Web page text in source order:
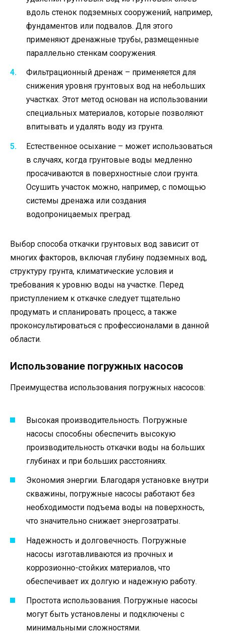
вдоль стенок подземных сооружений, например,
фундаментов или подвалов. Для этого
применяют дренажные трубы, размещенные
параллельно стенкам сооружения.
Фильтрационный дренаж – применяется для
снижения уровня грунтовых вод на небольших
участках. Этот метод основан на использовании
специальных материалов, которые позволяют
впитывать и удалять воду из грунта.
Естественное осыхание – может использоваться
в случаях, когда грунтовые воды медленно
просачиваются в поверхностные слои грунта.
Осушить участок можно, например, с помощью
системы дренажа или создания
водопроницаемых преград.
Выбор способа откачки грунтовых вод зависит от
многих факторов, включая глубину подземных вод,
структуру грунта, климатические условия и
требования к уровню воды на участке. Перед
приступлением к откачке следует тщательно
продумать и спланировать процесс, а также
проконсультироваться с профессионалами в данной
области.
Использование погружных насосов
Преимущества использования погружных насосов:
Высокая производительность. Погружные
насосы способны обеспечить высокую
производительность откачки воды на больших
глубинах и при больших расстояниях.
Экономия энергии. Благодаря установке внутри
скважины, погружные насосы работают без
необходимости подъема воды на поверхность,
что значительно снижает энергозатраты.
Надежность и долговечность. Погружные
насосы изготавливаются из прочных и
коррозионно-стойких материалов, что
обеспечивает их долгую и надежную работу.
Простота использования. Погружные насосы
могут быть установлены и подключены с
минимальными сложностями.